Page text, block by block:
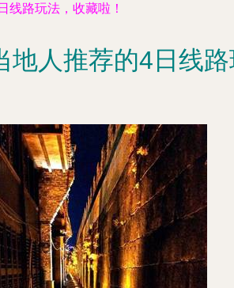
线路玩法，收藏啦！
人推荐的4日线路